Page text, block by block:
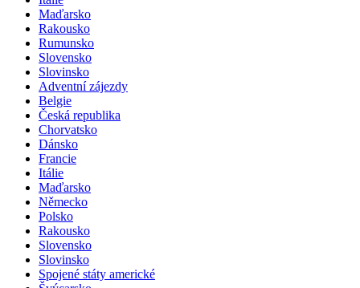
Maďarsko
Rakousko
Rumunsko
Slovensko
Slovinsko
Adventní zájezdy
Belgie
Česká republika
Chorvatsko
Dánsko
Francie
Itálie
Maďarsko
Německo
Polsko
Rakousko
Slovensko
Slovinsko
Spojené státy americké